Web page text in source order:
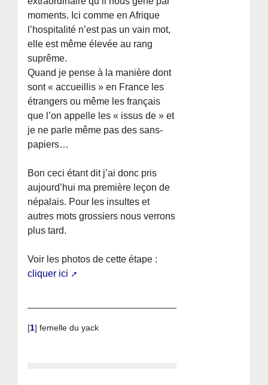
moments. Ici comme en Afrique
l’hospitalité n’est pas un vain mot,
elle est même élevée au rang
suprême.
Quand je pense à la manière dont
sont « accueillis » en France les
étrangers ou même les français
que l’on appelle les « issus de » et
je ne parle même pas des sans-
papiers…
Bon ceci étant dit j’ai donc pris
aujourd’hui ma première leçon de
népalais. Pour les insultes et
autres mots grossiers nous verrons
plus tard.
Voir les photos de cette étape :
cliquer ici
[1]femelle du yack